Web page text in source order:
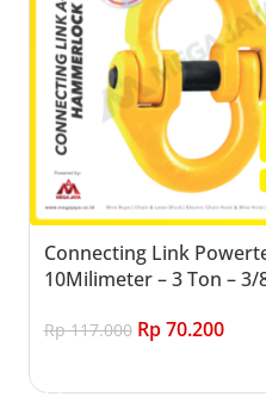
Connecting Link
10Milimeter – 3 Ton – 3/
Rp117.000 Rp70.200